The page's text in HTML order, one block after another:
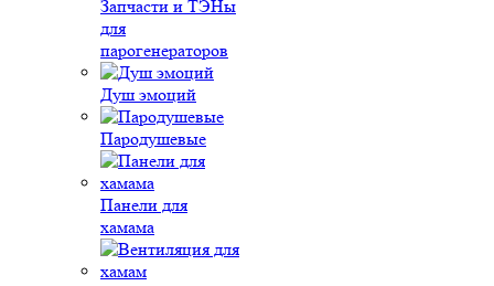
Запчасти и ТЭНы
для
парогенераторов
Душ эмоций
Пародушевые
Панели для
хамама